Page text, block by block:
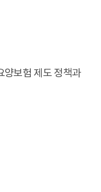
양보험 제도 정책과